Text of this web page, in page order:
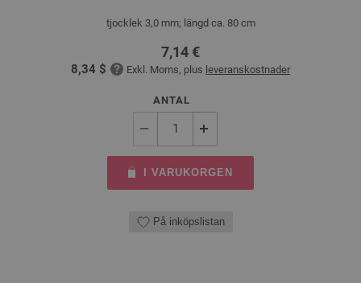
tjocklek 3,0 mm; längd ca. 80 cm
7,14 €
8,34 $ Exkl. Moms, plus leveranskostnader
ANTAL
I VARUKORGEN
På inköpslistan